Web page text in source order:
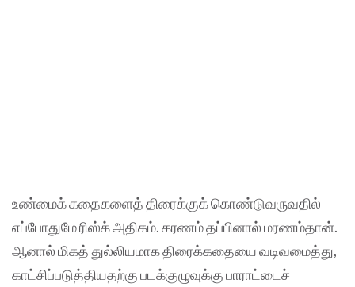
உண்மைக் கதைகளைத் திரைக்குக் கொண்டுவருவதில்
எப்போதுமே ரிஸ்க் அதிகம். கரணம் தப்பினால் மரணம்தான்.
ஆனால் மிகத் துல்லியமாக திரைக்கதையை வடிவமைத்து,
காட்சிப்படுத்தியதற்கு படக்குழுவுக்கு பாராட்டைச்